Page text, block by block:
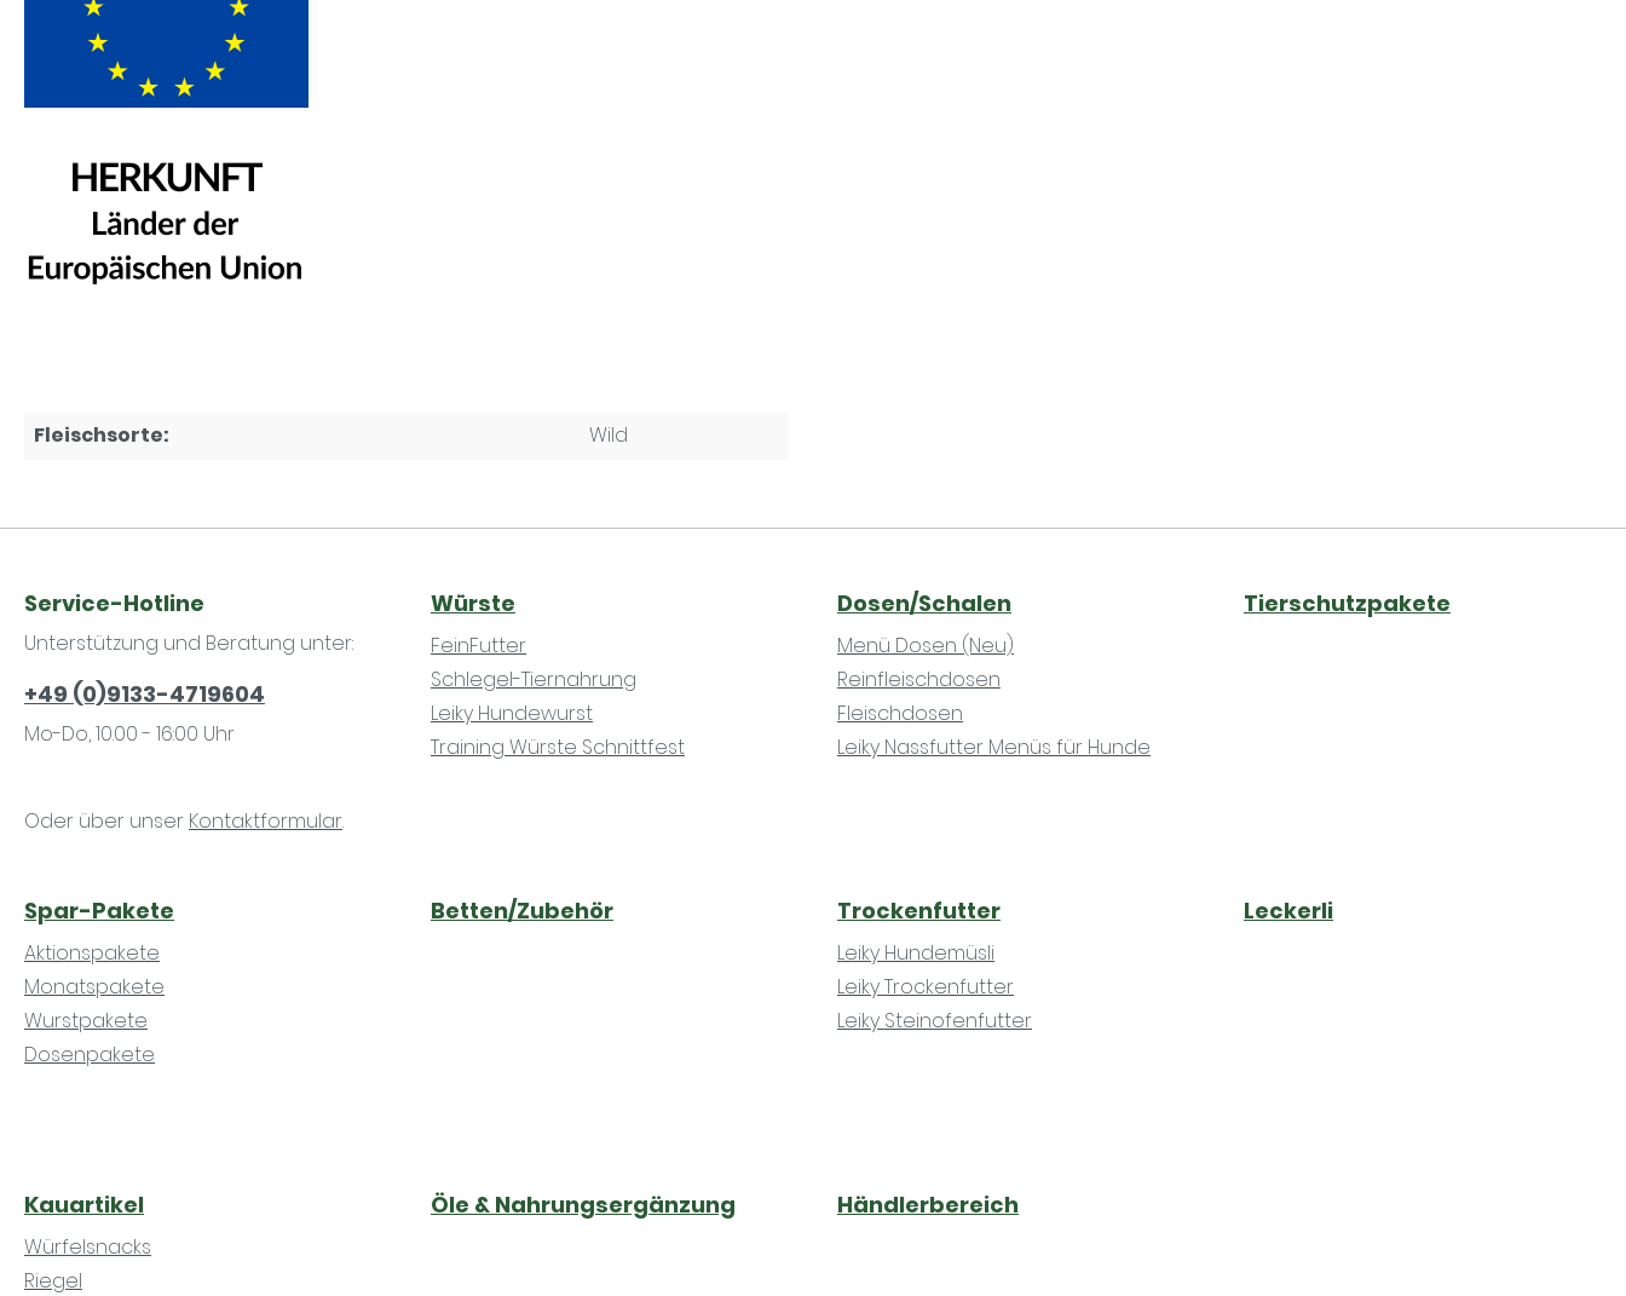
Fleischsorte: Wild
Service-Hotline
Unterstützung und Beratung unter:
+49 (0)9133-4719604
Mo-Do, 10.00 - 16:00 Uhr
Oder über unser Kontaktformular.
Würste
FeinFutter
Schlegel-Tiernahrung
Leiky Hundewurst
Training Würste Schnittfest
Dosen/Schalen
Menü Dosen (Neu)
Reinfleischdosen
Fleischdosen
Leiky Nassfutter Menüs für Hunde
Tierschutzpakete
Spar-Pakete
Aktionspakete
Monatspakete
Wurstpakete
Dosenpakete
Betten/Zubehör Trockenfutter
Leiky Hundemüsli
Leiky Trockenfutter
Leiky Steinofenfutter
Leckerli
Kauartikel
Würfelsnacks
Riegel
Öle & Nahrungsergänzung Händlerbereich